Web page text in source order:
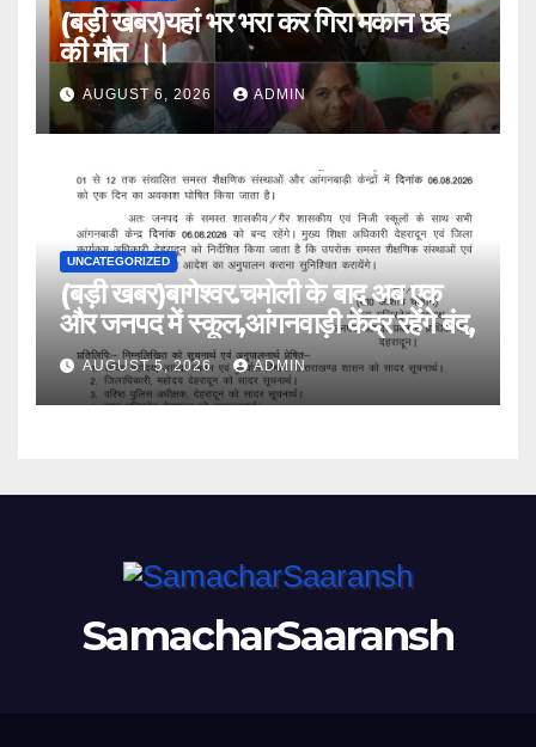
(बड़ी खबर)यहां भर भरा कर गिरा मकान छह
की मौत ।।
AUGUST 6, 2026 ADMIN
UNCATEGORIZED
(बड़ी खबर)बागेश्वर.चमोली के बाद अब एक
और जनपद में स्कूल,आंगनवाड़ी केंद्र रहेंगे बंद,
AUGUST 5, 2026 ADMIN
SamacharSaaransh